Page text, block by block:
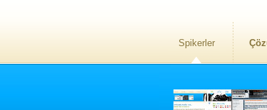
Spikerler